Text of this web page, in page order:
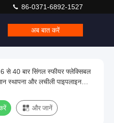
86-0371-6892-1527
अब बात करें
से 40 बार सिंगल स्फीयर फ्लेक्सिबल
स्थापना और लचीली पाइपलाइन
और जानें